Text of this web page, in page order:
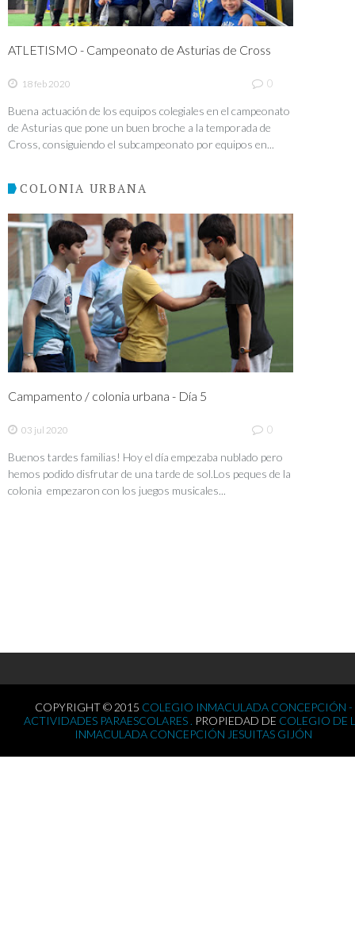
ATLETISMO - Campeonato de Asturias de Cross
18 feb 2020 0
Buena actuación de los equipos colegiales en el campeonato
de Asturias que pone un buen broche a la temporada de
Cross, consiguiendo el subcampeonato por equipos en...
COLONIA URBANA
Campamento / colonia urbana - Día 5
03 jul 2020 0
Buenos tardes familias! Hoy el día empezaba nublado pero
hemos podido disfrutar de una tarde de sol.Los peques de la
colonia empezaron con los juegos musicales...
COPYRIGHT © 2015 COLEGIO INMACULADA CONCEPCIÓN -
ACTIVIDADES PARAESCOLARES . PROPIEDAD DE COLEGIO DE
INMACULADA CONCEPCIÓN JESUITAS GIJÓN